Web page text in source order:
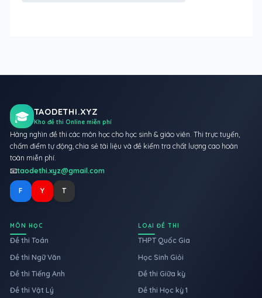
🎓 TAODETHI.XYZ
Kho đề thi Online miễn phí
Hàng nghìn đề thi các môn học cho học sinh & giáo viên. Thi trực tuyến,
chấm điểm tự động, chia sẻ tài liệu và đề kiểm tra chất lượng cao hoàn
toàn miễn phí.
📧taodethi.xyz@gmail.com
F Y T
MÔN HỌC
Đề thi Toán
Đề thi Ngữ Văn
Đề thi Tiếng Anh
Đề thi Vật Lý
LOẠI ĐỀ THI
THPT Quốc Gia
Học Sinh Giỏi
Đề thi Giữa kỳ
Đề thi Học kỳ 1